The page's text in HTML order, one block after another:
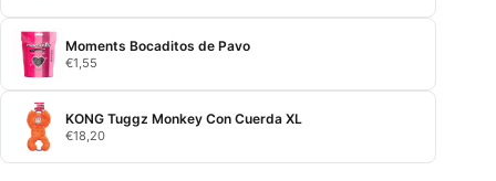
Moments Bocaditos de Pavo
€1,55
KONG Tuggz Monkey Con Cuerda XL
€18,20